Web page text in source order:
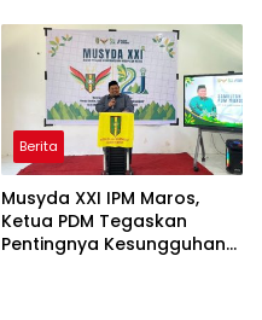
Taiwan
Berita
Musyda XXI IPM Maros,
Ketua PDM Tegaskan
Pentingnya Kesungguhan